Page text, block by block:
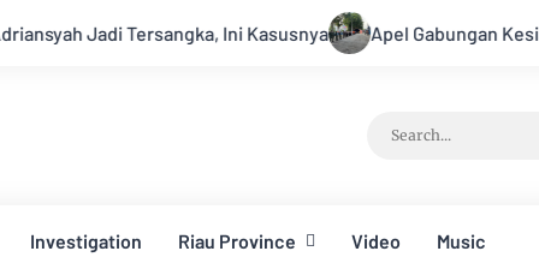
Ini Kasusnya Apel Gabungan Kesiapsiagaan Untuk
Investigation Riau Province Video Music